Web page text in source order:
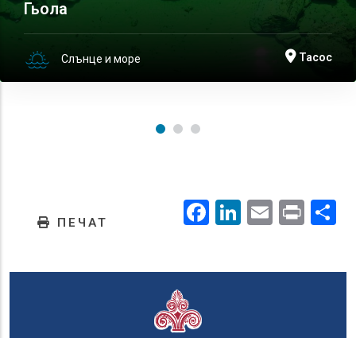
Гьола
Слънце и море Тасос
ПЕЧАТ Facebook
LinkedIn
EmailPrint